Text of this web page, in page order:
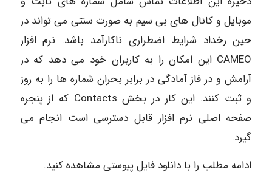
موبایل و کانال های بی سیم به صورت سنتی می تواند در
حین رخداد شرایط اضطراری ناکارآمد باشد. نرم افزار
CAMEO این امکان را به کاربران خود می دهد که در
آرامش و در فاز آمادگی در برابر بحران شماره ها را به روز
و ثبت کنند. این کار در بخش Contacts که از پنجره
صفحه اصلی نرم افزار قابل دسترسی است انجام می
گیرد.
ادامه مطلب را با دانلود فایل پیوستی مشاهده کنید.